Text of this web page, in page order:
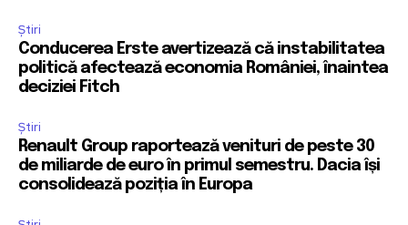
Știri
Conducerea Erste avertizează că instabilitatea
politică afectează economia României, înaintea
deciziei Fitch
Știri
Renault Group raportează venituri de peste 30
de miliarde de euro în primul semestru. Dacia își
consolidează poziția în Europa